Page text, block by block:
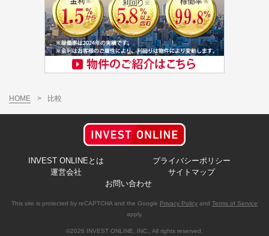
HOME > 比較
INVEST ONLINEとは
プライバシーポリシー
運営会社
サイトマップ
お問い合わせ
This site is protected by reCAPTCHA and the Google Privacy Policy and Terms of Service
apply.
©2026 INVEST ONLINE, INC., All rights reserved.